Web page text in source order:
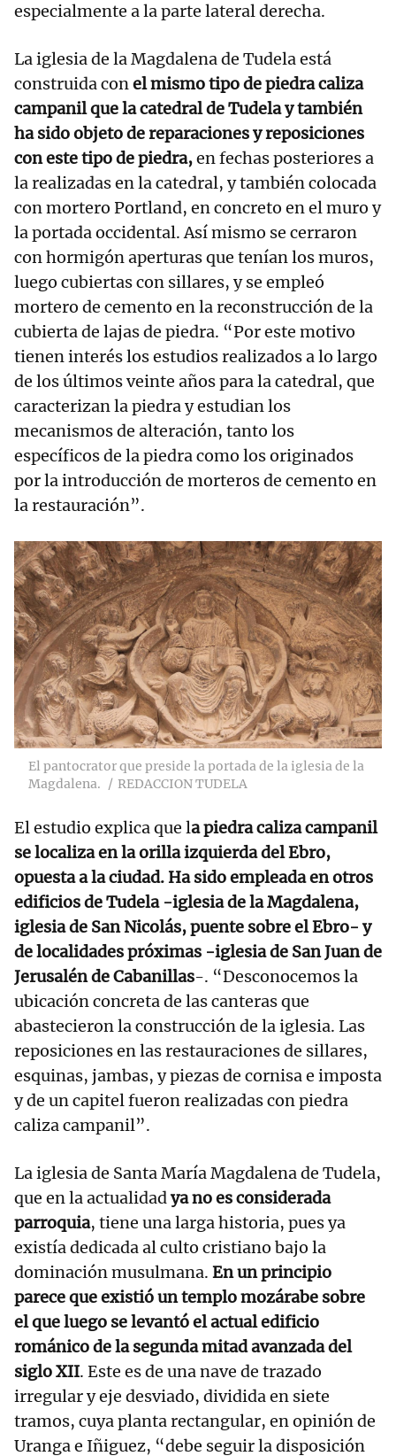
especialmente a la parte lateral derecha.
La iglesia de la Magdalena de Tudela está
construida conel mismo tipo de piedra caliza
campanil que la catedral de Tudela y también
ha sido objeto de reparaciones y reposiciones
con este tipo de piedra,en fechas posteriores a
la realizadas en la catedral, y también colocada
con mortero Portland, en concreto en el muro y
la portada occidental. Así mismo se cerraron
con hormigón aperturas que tenían los muros,
luego cubiertas con sillares, y se empleó
mortero de cemento en la reconstrucción de la
cubierta de lajas de piedra. “Por este motivo
tienen interés los estudios realizados a lo largo
de los últimos veinte años para la catedral, que
caracterizan la piedra y estudian los
mecanismos de alteración, tanto los
específicos de la piedra como los originados
por la introducción de morteros de cemento en
la restauración”.
El pantocrator que preside la portada de la iglesia de la
Magdalena.
REDACCION TUDELA
El estudio explica que la piedra caliza campanil
se localiza en la orilla izquierda del Ebro,
opuesta a la ciudad. Ha sido empleada en otros
edificios de Tudela -iglesia de la Magdalena,
iglesia de San Nicolás, puente sobre el Ebro- y
de localidades próximas -iglesia de San Juan de
Jerusalén de Cabanillas-. “Desconocemos la
ubicación concreta de las canteras que
abastecieron la construcción de la iglesia. Las
reposiciones en las restauraciones de sillares,
esquinas, jambas, y piezas de cornisa e imposta
y de un capitel fueron realizadas con piedra
caliza campanil”.
La iglesia de Santa María Magdalena de Tudela,
que en la actualidadya no es considerada
parroquia, tiene una larga historia, pues ya
existía dedicada al culto cristiano bajo la
dominación musulmana. En un principio
parece que existió un templo mozárabe sobre
el que luego se levantó el actual edificio
románico de la segunda mitad avanzada del
siglo XII. Este es de una nave de trazado
irregular y eje desviado, dividida en siete
tramos, cuya planta rectangular, en opinión de
Uranga e Iñiguez, “debe seguir la disposición